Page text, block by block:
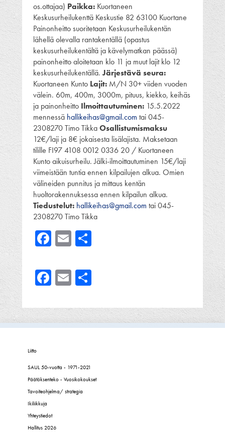
os.ottajaa) Paikka: Kuortaneen
Keskusurheilukenttä Keskustie 82 63100 Kuortane
Painonheitto suoritetaan Keskusurheilukentän
lähellä olevalla rantakentällä (opastus
keskusurheilukentältä ja kävelymatkan päässä)
painonheitto aloitetaan klo 11 ja muut lajit klo 12
keskusurheilukentällä.Järjestävä seura:
Kuortaneen Kunto Lajit: M/N 30+ viiden vuoden
välein. 60m, 400m, 3000m, pituus, kiekko, keihäs
ja painonheitto Ilmoittautuminen: 15.5.2022
mennessä hallikeihas@gmail.com tai 045-
2308270 Timo TikkaOsallistumismaksu
12€/laji ja 8€ jokaisesta lisälajista. Maksetaan
tilille FI97 4108 0012 0336 20 / Kuortaneen
Kunto aikuisurheilu. Jälki-ilmoittautuminen 15€/laji
viimeistään tuntia ennen kilpailujen alkua. Omien
välineiden punnitus ja mittaus kentän
huoltorakennuksessa ennen kilpailun alkua.
Tiedustelut: hallikeihas@gmail.com tai 045-
2308270 Timo Tikka
Facebook
Email
Facebook
Email
Liitto
SAUL 50-vuotta - 1971-2021
Päätöksenteko - Vuosikokoukset
Tavoiteohjelma/ strategia
Ikiliikkuja
Yhteystiedot
Hallitus 2026